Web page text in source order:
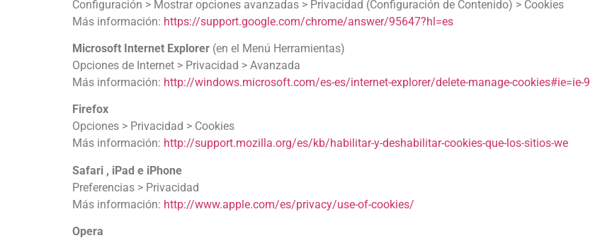
Configuración > Mostrar opciones avanzadas > Privacidad (Configuración de Contenido) > Cookies
Más información: https://support.google.com/chrome/answer/95647?hl=es
Microsoft Internet Explorer (en el Menú Herramientas)
Opciones de Internet > Privacidad > Avanzada
Más información: http://windows.microsoft.com/es-es/internet-explorer/delete-manage-cookies#ie=ie-9
Firefox
Opciones > Privacidad > Cookies
Más información: http://support.mozilla.org/es/kb/habilitar-y-deshabilitar-cookies-que-los-sitios-we
Safari , iPad e iPhone
Preferencias > Privacidad
Más información: http://www.apple.com/es/privacy/use-of-cookies/
Opera